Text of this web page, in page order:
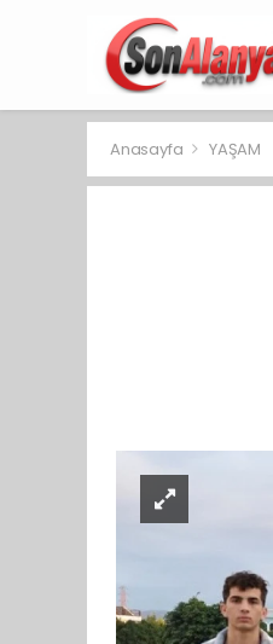
Anasayfa YAŞAM